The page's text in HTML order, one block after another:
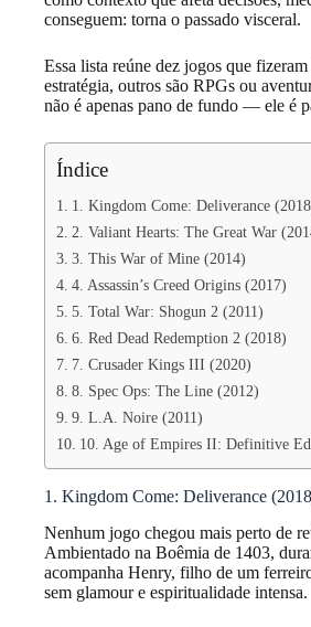
conseguem: torna o passado visceral.
Essa lista reúne dez jogos que
estratégia, outros são RPGs ou
não é apenas pano de fundo — ele é
Índice
1. Kingdom Come: Deliverance
2. Valiant Hearts: The Great War
3. This War of Mine (2014)
4. Assassin’s Creed Origins (2017)
5. Total War: Shogun 2 (2011)
6. Red Dead Redemption 2 (2018)
7. Crusader Kings III (2020)
8. Spec Ops: The Line (2012)
9. L.A. Noire (2011)
10. Age of Empires II: Definitive
1. Kingdom Come: Deliverance
Nenhum jogo chegou mais perto de
Ambientado na Boêmia de 1403,
acompanha Henry, filho de um
sem glamour e espiritualidade intensa.